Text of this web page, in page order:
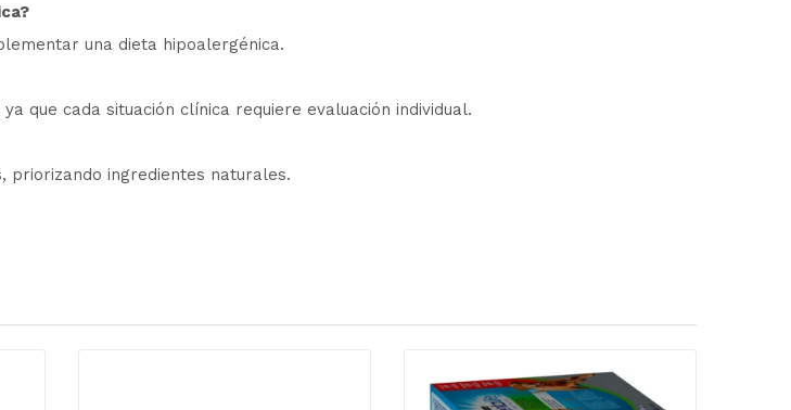
una dieta hipoalergénica.
que cada situación clínica requiere evaluación individual.
ingredientes naturales.